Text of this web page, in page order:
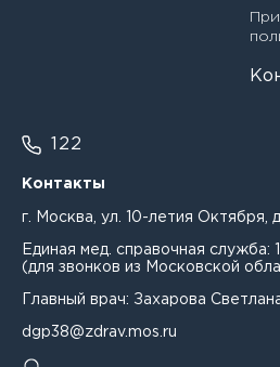
122
Контакты
г. Москва, ул. 10-летия Октября,
Единая мед. справочная служба:
(для звонков из Московской
Главный врач: Захарова
dgp38@zdrav.mos.ru
Бережная Елена
Богданова Ирина
Бурка Александр
Бурмистрова Лина Романовна
Бусарова Лариса Васильевна
Врач-травматолог-ортопед
Заведующий кабинетом
методист
Заведующий консультативно-